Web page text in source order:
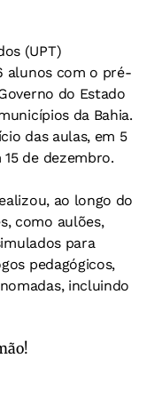
(UPT)
alunos com o pré-
do Estado
da Bahia.
das aulas, em 5
de dezembro.
ao longo do
como aulões,
para
pedagógicos,
incluindo